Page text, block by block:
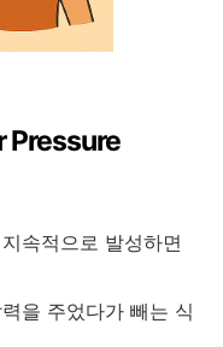
Pressure
속적으로 발성하면
을 주었다가 빼는 식